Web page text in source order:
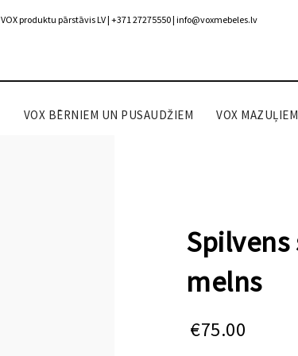
VOX produktu pārstāvis LV | +371 27275550 | info@voxmebeles.lv
VOX BĒRNIEM UN PUSAUDŽIEM VOX MAZUĻIEM
Spilvens
melns
€75.00